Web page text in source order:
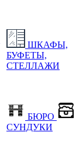
ШКАФЫ,
БУФЕТЫ,
СТЕЛЛАЖИ
БЮРО
СУНДУКИ